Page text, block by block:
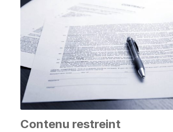
Contenu restreint